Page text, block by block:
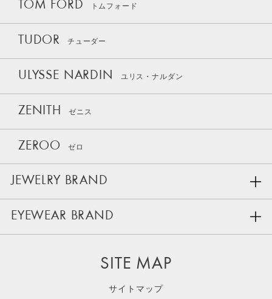
TOM FORD トムフォード
TUDOR チューダー
ULYSSE NARDIN ユリス・ナルダン
ZENITH ゼニス
ZEROO ゼロ
JEWELRY BRAND
EYEWEAR BRAND
SITE MAP
サイトマップ